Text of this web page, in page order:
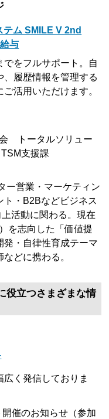
テム SMILE V 2nd
与
でをフルサポート。自
履歴情報を管理する
活用いただけます。
トータルソリュー
支援課
ー営業・マーケティン
ト・B2Bなどビジネス
活動に関わる。現在
を志向した「価値提
発・自律性育成テーマ
どに携わる。
役立つさまざまな情
く発信しておりま
催のお知らせ（参加